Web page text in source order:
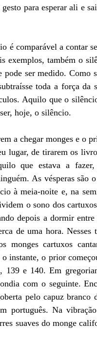
para esperar ali e
é comparável a contar
exemplos, também o
ser medido. Como
toda a força da
Aquilo que o
hoje, o silêncio.
a chegar monges e o
lugar, de tirarem os
que estava a
As vésperas
à meia-noite e, na
o sono dos
depois a dormir
de uma hora. Nesses
monges cartuxos
instante, o prior
139 e 140. Em
com o seguinte.
pelo capuz
português. Na
suaves do monge